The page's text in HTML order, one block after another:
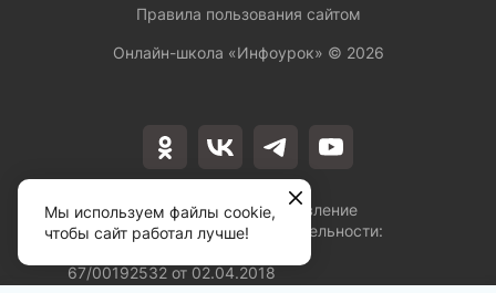
Лицензия на осуществление
образовательной деятельности:
67/00192532 от 02.04.2018
Правила пользования сайтом
Онлайн-школа «Инфоурок» © 2026
Мы используем файлы cookie,
чтобы сайт работал лучше!